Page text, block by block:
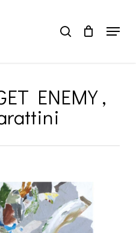
search Menu
ENEMY ,
Close